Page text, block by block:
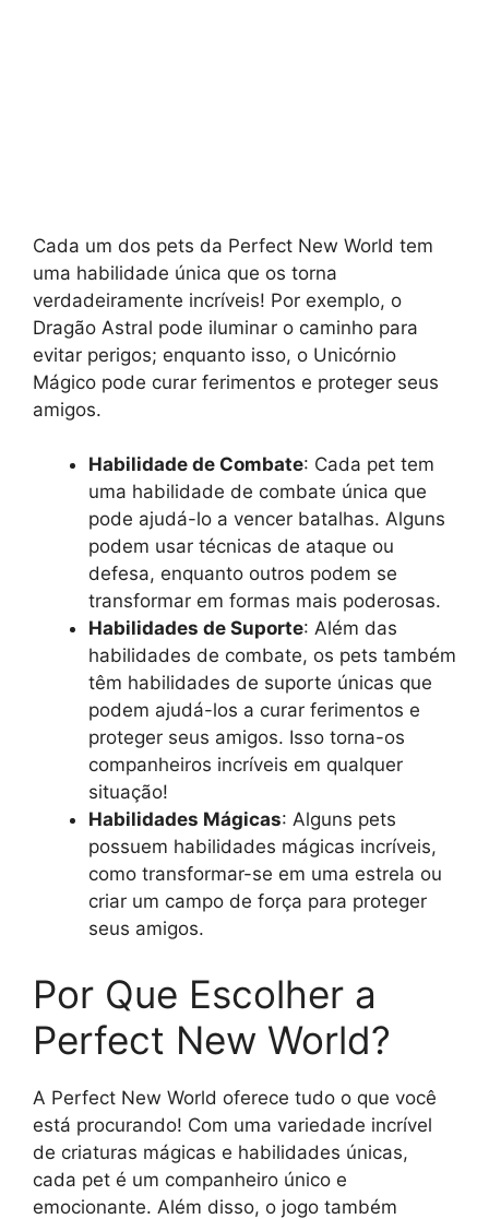
Cada um dos pets da Perfect New World tem
uma habilidade única que os torna
verdadeiramente incríveis! Por exemplo, o
Dragão Astral pode iluminar o caminho para
evitar perigos; enquanto isso, o Unicórnio
Mágico pode curar ferimentos e proteger seus
amigos.
Habilidade de Combate: Cada pet tem
uma habilidade de combate única que
pode ajudá-lo a vencer batalhas. Alguns
podem usar técnicas de ataque ou
defesa, enquanto outros podem se
transformar em formas mais poderosas.
Habilidades de Suporte: Além das
habilidades de combate, os pets também
têm habilidades de suporte únicas que
podem ajudá-los a curar ferimentos e
proteger seus amigos. Isso torna-os
companheiros incríveis em qualquer
situação!
Habilidades Mágicas: Alguns pets
possuem habilidades mágicas incríveis,
como transformar-se em uma estrela ou
criar um campo de força para proteger
seus amigos.
Por Que Escolher a
Perfect New World?
A Perfect New World oferece tudo o que você
está procurando! Com uma variedade incrível
de criaturas mágicas e habilidades únicas,
cada pet é um companheiro único e
emocionante. Além disso, o jogo também